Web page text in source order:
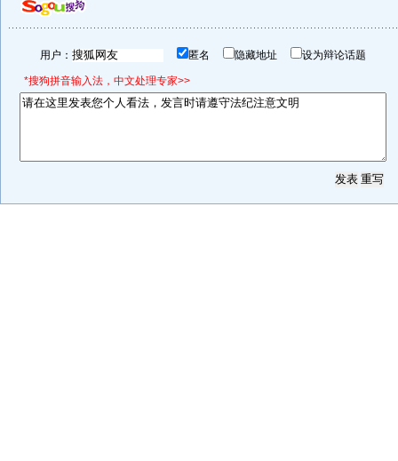
用户： 匿名 隐藏地址 设为辩论话题
*搜狗拼音输入法，中文处理专家>>